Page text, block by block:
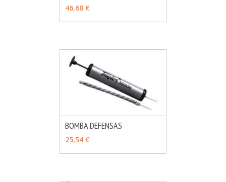
46,68 €
BOMBA DEFENSAS
25,54 €